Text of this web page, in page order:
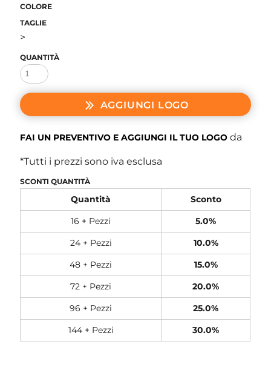
COLORE
TAGLIE
>
QUANTITÀ
AGGIUNGI LOGO
FAI UN PREVENTIVO E AGGIUNGI IL TUO LOGO da
*Tutti i prezzi sono iva esclusa
SCONTI QUANTITÀ
Quantità
Sconto
16 + Pezzi
5.0%
24 + Pezzi
10.0%
48 + Pezzi
15.0%
72 + Pezzi
20.0%
96 + Pezzi
25.0%
144 + Pezzi
30.0%